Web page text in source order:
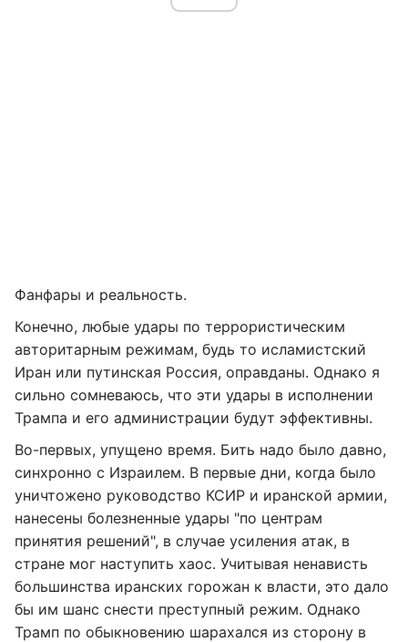
Фанфары и реальность.
Конечно, любые удары по террористическим
авторитарным режимам, будь то исламистский
Иран или путинская Россия, оправданы. Однако я
сильно сомневаюсь, что эти удары в исполнении
Трампа и его администрации будут эффективны.
Во-первых, упущено время. Бить надо было давно,
синхронно с Израилем. В первые дни, когда было
уничтожено руководство КСИР и иранской армии,
нанесены болезненные удары "по центрам
принятия решений", в случае усиления атак, в
стране мог наступить хаос. Учитывая ненависть
большинства иранских горожан к власти, это дало
бы им шанс снести преступный режим. Однако
Трамп по обыкновению шарахался из сторону в